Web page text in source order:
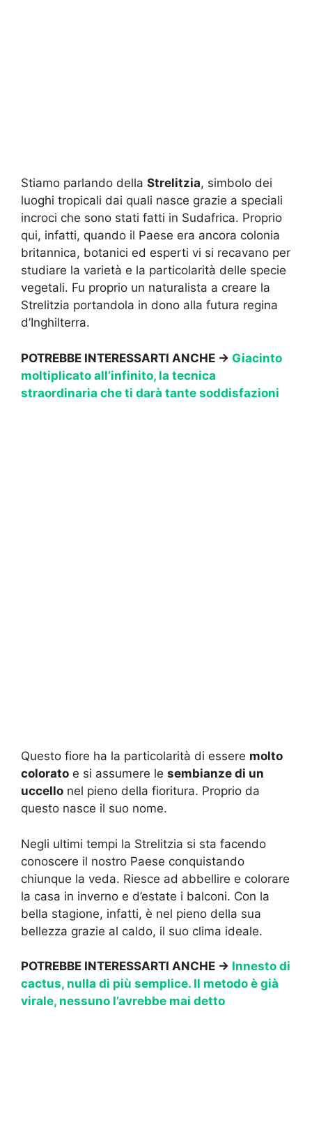
Stiamo parlando della Strelitzia, simbolo dei
luoghi tropicali dai quali nasce grazie a speciali
incroci che sono stati fatti in Sudafrica. Proprio
qui, infatti, quando il Paese era ancora colonia
britannica, botanici ed esperti vi si recavano per
studiare la varietà e la particolarità delle specie
vegetali. Fu proprio un naturalista a creare la
Strelitzia portandola in dono alla futura regina
d’Inghilterra.
POTREBBE INTERESSARTI ANCHE -> Giacinto
moltiplicato all’infinito, la tecnica
straordinaria che ti darà tante soddisfazioni
Questo fiore ha la particolarità di essere molto
colorato e si assumere le sembianze di un
uccello nel pieno della fioritura. Proprio da
questo nasce il suo nome.
Negli ultimi tempi la Strelitzia si sta facendo
conoscere il nostro Paese conquistando
chiunque la veda. Riesce ad abbellire e colorare
la casa in inverno e d’estate i balconi. Con la
bella stagione, infatti, è nel pieno della sua
bellezza grazie al caldo, il suo clima ideale.
POTREBBE INTERESSARTI ANCHE -> Innesto di
cactus, nulla di più semplice. Il metodo è già
virale, nessuno l’avrebbe mai detto